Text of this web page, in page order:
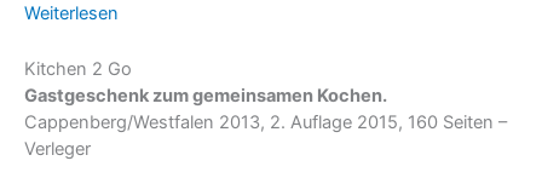
Weiterlesen
Kitchen 2 Go
Gastgeschenk zum gemeinsamen Kochen.
Cappenberg/Westfalen 2013, 2. Auflage 2015, 160 Seiten –
Verleger